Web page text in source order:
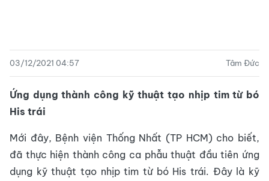
03/12/2021 04:57 Tâm Đức
Ứng dụng thành công kỹ thuật tạo nhịp tim từ bó
His trái
Mới đây, Bệnh viện Thống Nhất (TP HCM) cho biết,
đã thực hiện thành công ca phẫu thuật đầu tiên ứng
dụng kỹ thuật tạo nhịp tim từ bó His trái. Đây là kỹ